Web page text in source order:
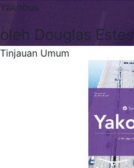
Yakobus
oleh Douglas Estes
Tinjauan Umum